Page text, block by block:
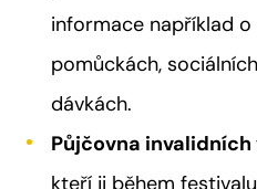
informace například
pomůckách,
dávkách.
Půjčovna invalidních
kteří ji během